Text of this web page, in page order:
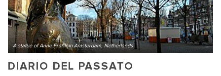
A statue of Anne Frank in Amsterdam, Netherlands
DIARIO DEL PASSATO